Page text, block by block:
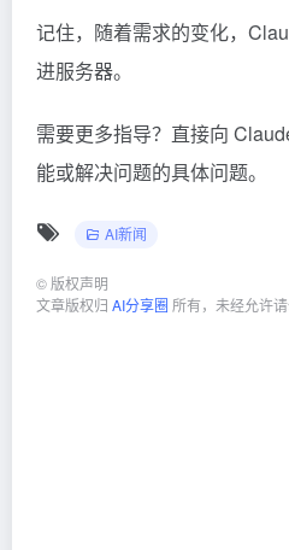
记住，随着需求的变化，
进服务器。
需要更多指导？直接向
能或解决问题的具体问题。
AI新闻
© 版权声明
文章版权归 AI分享圈 所有，未经允许请